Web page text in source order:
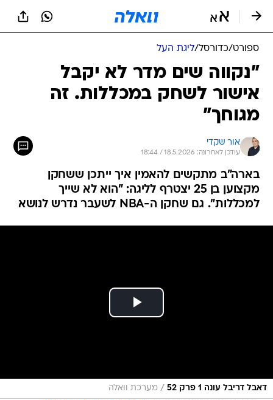
ספורט/כדורסל/ליגת העל
"נקווה שים מדר לא יקבל
אישור לשחק במכללות. זה
מגוחך"
אור שקדי
עודכן לאחרונה: 18.5.2026 / 18:44
בארה"ב מתקשים להאמין איך ייתכן ששחקן
מקצוען בן 25 יצטרף לליגה: "הוא לא שייך
למכללות". גם שחקן ה-NBA לשעבר נדרש לנושא
דאבל דריבל עונה 1 פרק 52 / מערכת וואלה